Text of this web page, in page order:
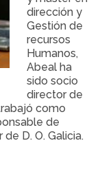
dirección y
Gestión de
recursos
Humanos,
Abeal ha
sido socio
director de
como
de
D. O. Galicia.